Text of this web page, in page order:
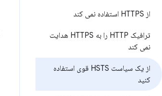
از HTTPS استفاده نمی کند
ترافیک HTTP را به HTTPS هدایت
نمی کند
از یک سیاست HSTS قوی استفاده
کنید